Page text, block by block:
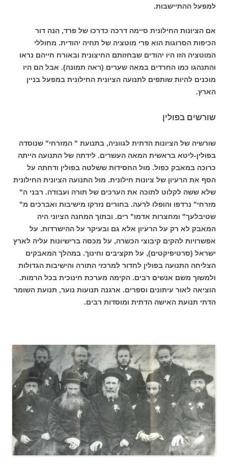
למפעל ההתיישבות.
אם הציונות החילונית סיימה דרכה כדרכו של פרד, הנה דור
הכיפות הסרוגות הוא פרי מוטציה של תחיה יהודית. מחוללי
המוטציה הזו היו יהודים שבחזותם החיצונית ובאורח חייהם נראו
והתנהגו כמו החרדים במאה שערים (ראה תמונה). אבל הם היו
מוכנים להיות שותפים לתנועה הציונית החילונית במפעל בניין
הארץ.
שורשים בפולין
שורשיה של הציונות הדתית לגווניה, בתנועת " המזרחי" שנוסדה
בפולין-ליטא בראשית המאה העשרים. לידתה של התנועה הייתה
כרוכה במאבק כפול. מול החסידות ששלטה בפולין ודחתה על
הסף את הרעיון של ציונות חילונית. מול התנועה הציונית החילונית
שלא ששה לקלוט לתוכה את הערכים של תורה ועבודה. רבני ה"
מזרחי" נרדפו והופלו לרעה. בחורים נזרקו מישיבות ואברכים מ"
שטיבלעך" ומחצרות אדמו" רים. ובתוך המחנה הציוני היה
המאבק לא רק על הרעיון אלא גם ובעיקר על ההישרדות. על
אפשרויות להקים קיבוצי הכשרה, על מכסה ברישיונות עליה לארץ
ישראל (סרטיפיקטים), על תקציבים וחינוך. במהלך המאבקים
הצליחה התנועה בפולין לחדור למרכזי התורה והישיבות הגדולות
ולמשוך משם אנשים רבים. הקימה מערכת חינוכית בכל הרמות.
הוציאה לאור עיתונים וספרים. ארגנה תנועות נוער, תנועת השומר
הדתי תנועת האישה הדתית ומוסדות רבים.